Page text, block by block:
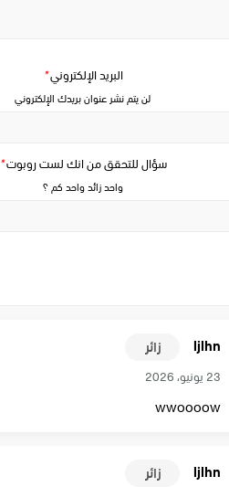
سؤال للتحقق من انك لست روبوت*
واحد زائد واحد كم ؟
البريد الإلكتروني*
لن يتم نشر عنوان بريدك الإلكتروني
ljlhn زائر
23 يونيو، 2026
wwoooow
ljlhn زائر